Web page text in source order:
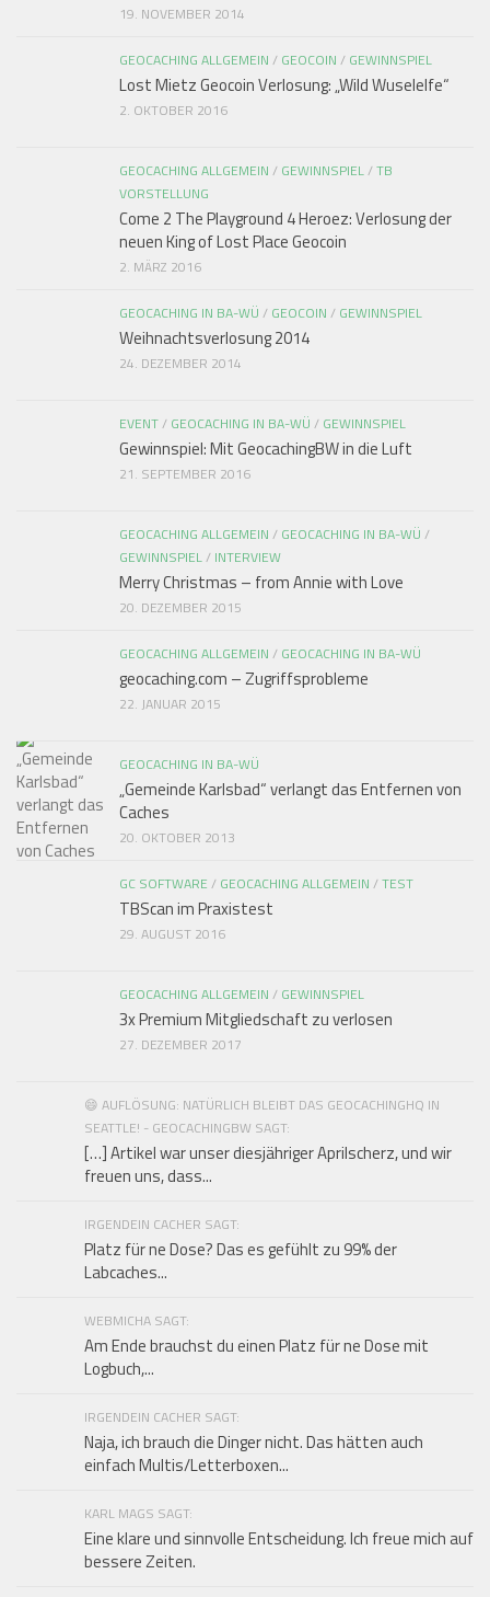
19. NOVEMBER 2014
GEOCACHING ALLGEMEIN / GEOCOIN / GEWINNSPIEL
Lost Mietz Geocoin Verlosung: „Wild Wuselelfe“
2. OKTOBER 2016
GEOCACHING ALLGEMEIN / GEWINNSPIEL/TB
VORSTELLUNG
Come 2 The Playground 4 Heroez: Verlosung der
neuen King of Lost Place Geocoin
2. MÄRZ 2016
GEOCACHING IN BA-WÜ / GEOCOIN / GEWINNSPIEL
Weihnachtsverlosung 2014
24. DEZEMBER 2014
EVENT/ GEOCACHING IN BA-WÜ / GEWINNSPIEL
Gewinnspiel: Mit GeocachingBW in die Luft
21. SEPTEMBER 2016
GEOCACHING ALLGEMEIN / GEOCACHING IN BA-WÜ /
GEWINNSPIEL/ INTERVIEW
Merry Christmas – from Annie with Love
20. DEZEMBER 2015
GEOCACHING ALLGEMEIN / GEOCACHING IN BA-WÜ
geocaching.com – Zugriffsprobleme
22. JANUAR 2015
GEOCACHING IN BA-WÜ
„Gemeinde Karlsbad“ verlangt das Entfernen von
Caches
20. OKTOBER 2013
GC SOFTWARE / GEOCACHING ALLGEMEIN /TEST
TBScan im Praxistest
29. AUGUST 2016
GEOCACHING ALLGEMEIN / GEWINNSPIEL
3x Premium Mitgliedschaft zu verlosen
27. DEZEMBER 2017
😄 AUFLÖSUNG: NATÜRLICH BLEIBT DAS GEOCACHINGHQ IN
SEATTLE! - GEOCACHINGBW SAGT:
[…] Artikel war unser diesjähriger Aprilscherz, und wir
freuen uns, dass...
IRGENDEIN CACHER SAGT:
Platz für ne Dose? Das es gefühlt zu 99% der
Labcaches...
WEBMICHA SAGT:
Am Ende brauchst du einen Platz für ne Dose mit
Logbuch,...
IRGENDEIN CACHER SAGT:
Naja, ich brauch die Dinger nicht. Das hätten auch
einfach Multis/Letterboxen...
KARL MAGS SAGT:
Eine klare und sinnvolle Entscheidung. Ich freue mich auf
bessere Zeiten.